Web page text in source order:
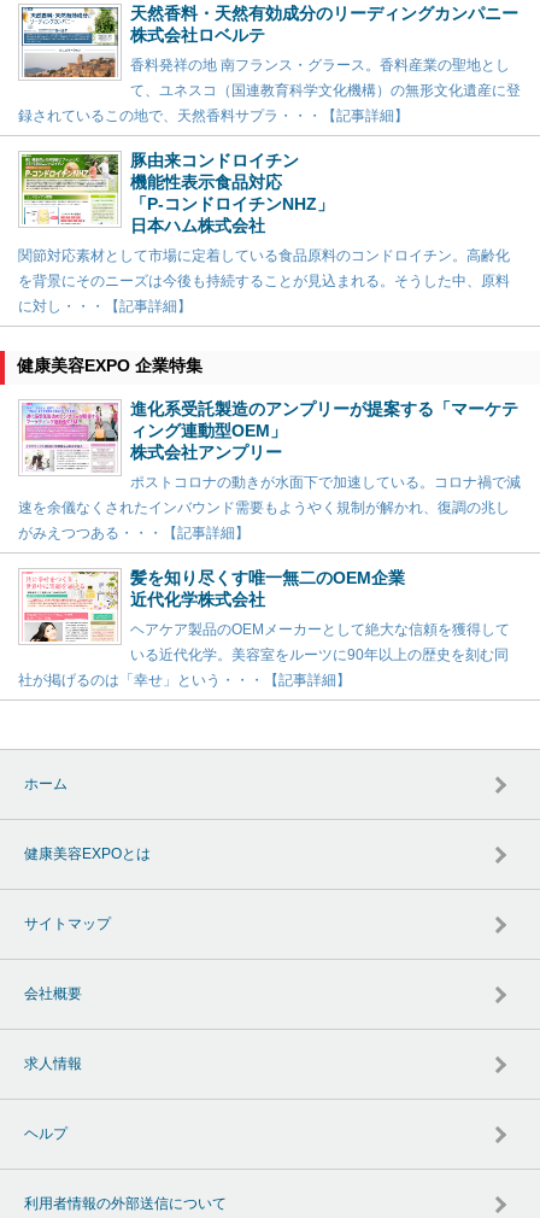
天然香料・天然有効成分のリーディングカンパニー
株式会社ロベルテ
香料発祥の地 南フランス・グラース。香料産業の聖地とし
て、ユネスコ（国連教育科学文化機構）の無形文化遺産に登
録されているこの地で、天然香料サプラ・・・【記事詳細】
豚由来コンドロイチン
機能性表示食品対応
「P-コンドロイチンNHZ」
日本ハム株式会社
関節対応素材として市場に定着している食品原料のコンドロイチン。高齢化
を背景にそのニーズは今後も持続することが見込まれる。そうした中、原料
に対し・・・【記事詳細】
健康美容EXPO 企業特集
進化系受託製造のアンプリーが提案する「マーケテ
ィング連動型OEM」
株式会社アンプリー
ポストコロナの動きが水面下で加速している。コロナ禍で減
速を余儀なくされたインバウンド需要もようやく規制が解かれ、復調の兆し
がみえつつある・・・【記事詳細】
髪を知り尽くす唯一無二のOEM企業
近代化学株式会社
ヘアケア製品のOEMメーカーとして絶大な信頼を獲得して
いる近代化学。美容室をルーツに90年以上の歴史を刻む同
社が掲げるのは「幸せ」という・・・【記事詳細】
ホーム
健康美容EXPOとは
サイトマップ
会社概要
求人情報
ヘルプ
利用者情報の外部送信について